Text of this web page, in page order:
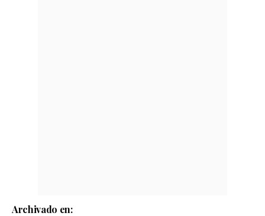
Archivado en: